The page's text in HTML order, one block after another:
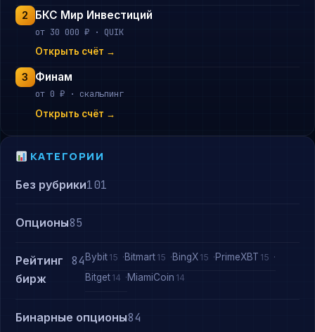
2 БКС Мир Инвестиций
от 30 000 ₽ · QUIK
Открыть счёт →
3 Финам
от 0 ₽ · скальпинг
Открыть счёт →
КАТЕГОРИИ
Без рубрики101
Опционы85
Рейтинг
бирж
84 Bybit 15 Bitmart 15 BingX 15 PrimeXBT 15
Bitget 14 MiamiCoin 14
Бинарные опционы84